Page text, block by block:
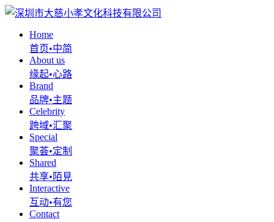
Home
首页•中简
About us
缘起•心路
Brand
品牌•主题
Celebrity
跨域•汇聚
Special
聚荟•定制
Shared
共享•陌見
Interactive
互动•有您
Contact